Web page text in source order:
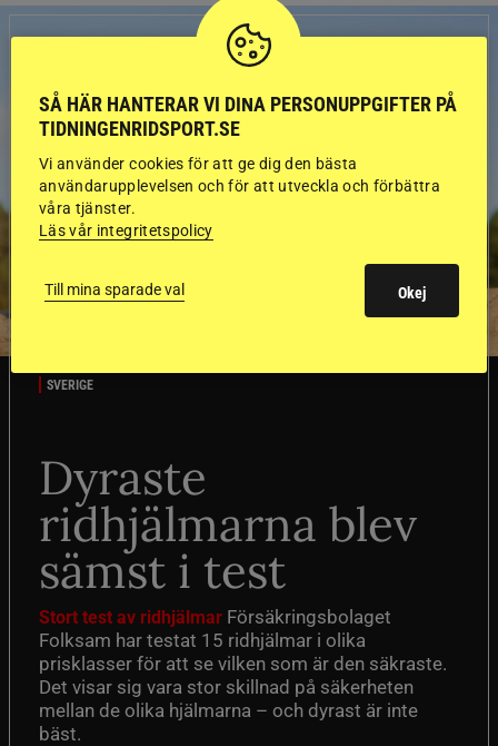
SVERIGE
Dyraste
ridhjälmarna blev
sämst i test
Stort test av ridhjälmar Försäkringsbolaget
Folksam har testat 15 ridhjälmar i olika
prisklasser för att se vilken som är den säkraste.
Det visar sig vara stor skillnad på säkerheten
mellan de olika hjälmarna – och dyrast är inte
bäst.
SÅ HÄR HANTERAR VI DINA PERSONUPPGIFTER PÅ
TIDNINGENRIDSPORT.SE
Vi använder cookies för att ge dig den bästa
användarupplevelsen och för att utveckla och förbättra
våra tjänster.
Läs vår integritetspolicy
Till mina sparade val Okej